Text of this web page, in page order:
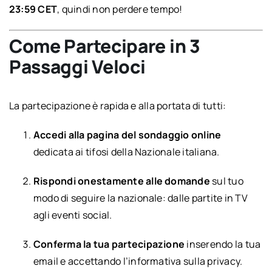
23:59 CET, quindi non perdere tempo!
Come Partecipare in 3
Passaggi Veloci
La partecipazione è rapida e alla portata di tutti:
Accedi alla pagina del sondaggio online
dedicata ai tifosi della Nazionale italiana.
Rispondi onestamente alle domande sul tuo
modo di seguire la nazionale: dalle partite in TV
agli eventi social.
Conferma la tua partecipazione inserendo la tua
email e accettando l’informativa sulla privacy.